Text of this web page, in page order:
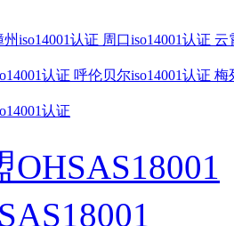
州iso14001认证 周口iso14001认证 云
认证 呼伦贝尔iso14001认证 梅
认证
OHSAS18001